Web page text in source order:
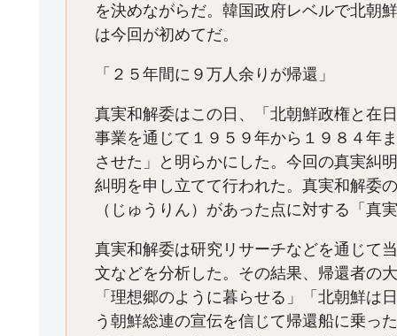
を決めながらだ。韓国政府レベルで北朝
は今回が初めてだ。
「２５年間に９万人余りが帰還」
真実和解委はこの日、「北朝鮮政権と在
事業を通じて１９５９年から１９８４年
させた」と明らかにした。今回の真実糾
糾明を申し立てて行われた。真実和解委
（じゅうりん）があった点に対する「真
真実和解委は研究リサーチなどを通じて
文などを分析した。その結果、帰還者の
「理想郷のように暮らせる」「北朝鮮は
う朝鮮総連の宣伝を信じて帰還船に乗っ